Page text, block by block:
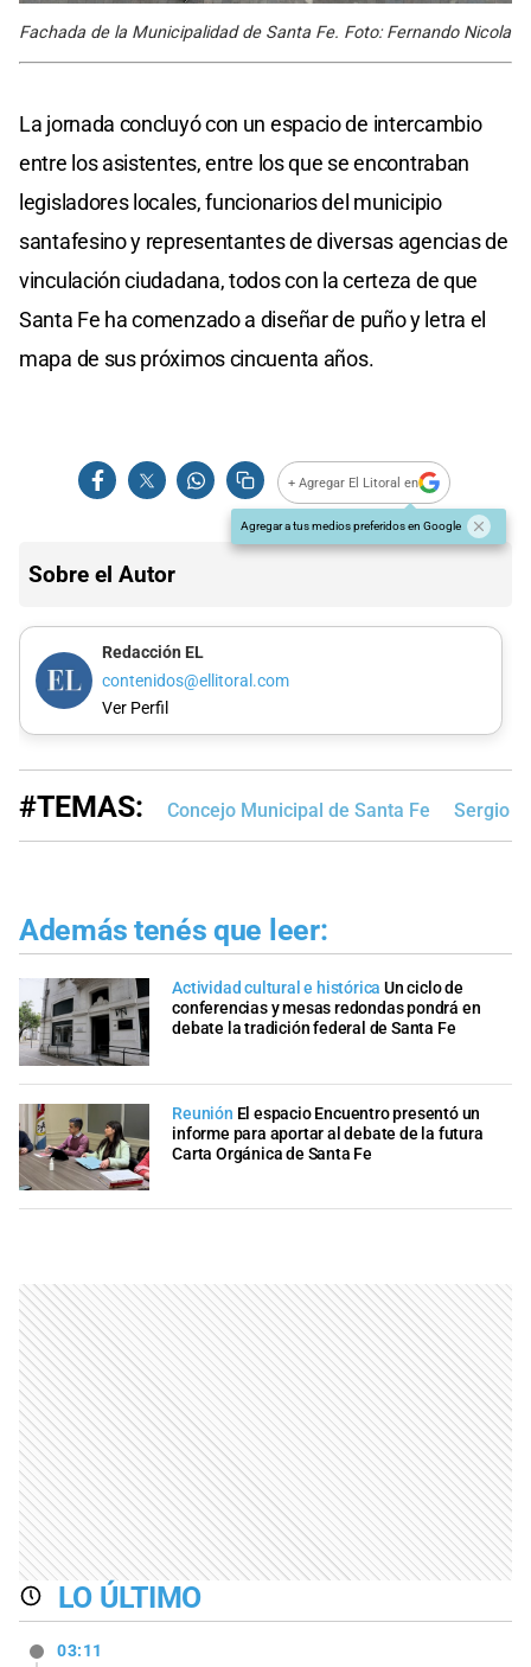
Fachada de la Municipalidad de Santa Fe. Foto: Fernando Nicola
La jornada concluyó con un espacio de intercambio
entre los asistentes, entre los que se encontraban
legisladores locales, funcionarios del municipio
santafesino y representantes de diversas agencias de
vinculación ciudadana, todos con la certeza de que
Santa Fe ha comenzado a diseñar de puño y letra el
mapa de sus próximos cincuenta años.
+ Agregar El Litoral en
Agregar a tus medios preferidos en Google
Sobre el Autor
Redacción EL
contenidos@ellitoral.com
Ver Perfil
#TEMAS: Concejo Municipal de Santa Fe Sergio
Además tenés que leer:
Actividad cultural e histórica Un ciclo de
conferencias y mesas redondas pondrá en
debate la tradición federal de Santa Fe
Reunión El espacio Encuentro presentó un
informe para aportar al debate de la futura
Carta Orgánica de Santa Fe
LO ÚLTIMO
03:11